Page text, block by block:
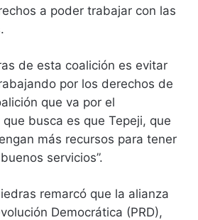
a poder trabajar con las
de esta coalición es evitar
por los derechos de
que va por el
busca es que Tepeji, que
más recursos para tener
servicios”.
remarcó que la alianza
Democrática (PRD),